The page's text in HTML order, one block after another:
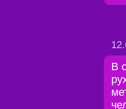
В